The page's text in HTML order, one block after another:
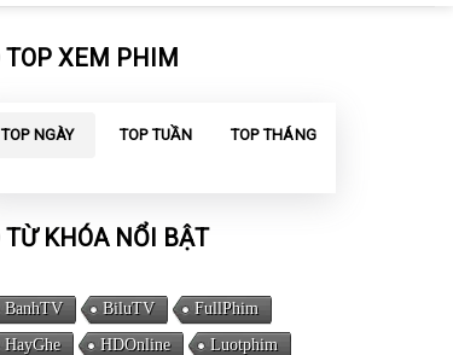
TOP XEM PHIM
TOP NGÀY TOP TUẦN TOP THÁNG
TỪ KHÓA NỔI BẬT
BanhTV BiluTV
FullPhim
HayGhe
HDOnline
Luotphim